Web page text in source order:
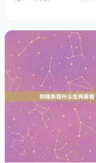
象牙主要成分都是
是骨胶原（一种胶
而的环境中容易弯
发生分解，并且无
因老化而变脆。
象牙制品的平时可
沾上灰尘，可用毛